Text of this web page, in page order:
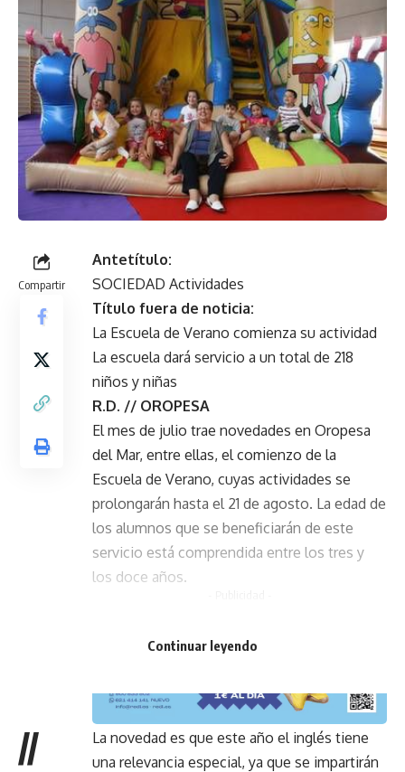
Compartir
Antetítulo:
SOCIEDAD Actividades
Título fuera de noticia:
La Escuela de Verano comienza su actividad
La escuela dará servicio a un total de 218
niños y niñas
R.D. // OROPESA
El mes de julio trae novedades en Oropesa
del Mar, entre ellas, el comienzo de la
Escuela de Verano, cuyas actividades se
prolongarán hasta el 21 de agosto. La edad de
los alumnos que se beneficiarán de este
servicio está comprendida entre los tres y
los doce años.
La novedad es que este año el inglés tiene
una relevancia especial, ya que se impartirán
Continuar leyendo
//